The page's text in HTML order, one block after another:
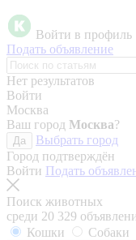
Войти в профиль
Подать объявление
Нет результатов
Войти
Москва
Ваш город Москва?
Да
Выбрать город
Город подтверждён
Войти Подать
Поиск животных
среди 20 329
Кошки
Собаки